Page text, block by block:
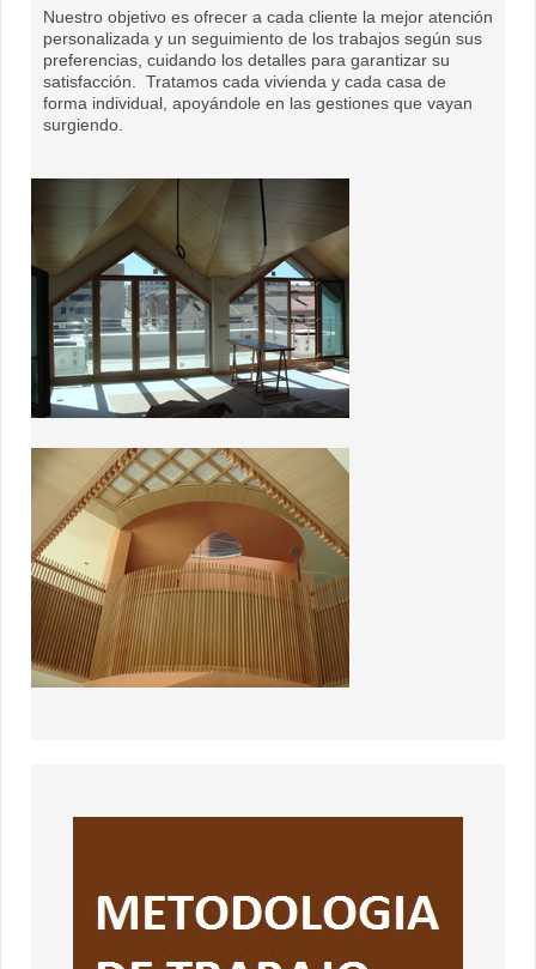
Nuestro objetivo es ofrecer a cada cliente la mejor atención
personalizada y un seguimiento de los trabajos según sus
preferencias, cuidando los detalles para garantizar su
satisfacción. Tratamos cada vivienda y cada casa de
forma individual, apoyándole en las gestiones que vayan
surgiendo.